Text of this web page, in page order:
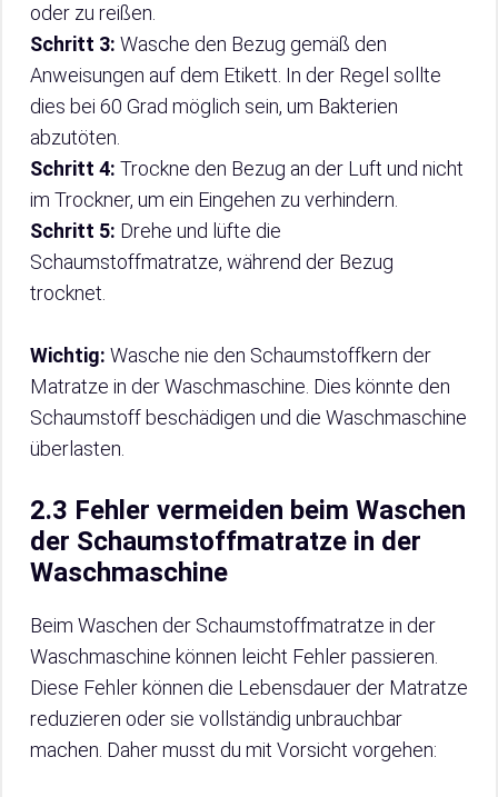
oder zu reißen.
Schritt 3: Wasche den Bezug gemäß den
Anweisungen auf dem Etikett. In der Regel sollte
dies bei 60 Grad möglich sein, um Bakterien
abzutöten.
Schritt 4: Trockne den Bezug an der Luft und nicht
im Trockner, um ein Eingehen zu verhindern.
Schritt 5: Drehe und lüfte die
Schaumstoffmatratze, während der Bezug
trocknet.
Wichtig: Wasche nie den Schaumstoffkern der
Matratze in der Waschmaschine. Dies könnte den
Schaumstoff beschädigen und die Waschmaschine
überlasten.
2.3 Fehler vermeiden beim Waschen
der Schaumstoffmatratze in der
Waschmaschine
Beim Waschen der Schaumstoffmatratze in der
Waschmaschine können leicht Fehler passieren.
Diese Fehler können die Lebensdauer der Matratze
reduzieren oder sie vollständig unbrauchbar
machen. Daher musst du mit Vorsicht vorgehen: